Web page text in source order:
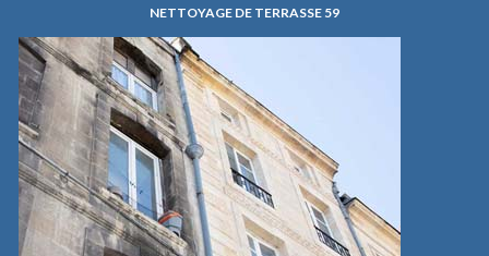
NETTOYAGE DE TERRASSE 59